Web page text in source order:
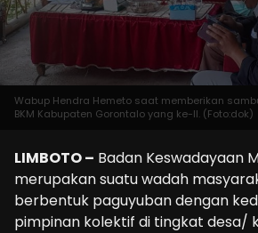
Wabup Hendra Hemeto saat memberikan
BKM Kabupaten Gorontalo yang ke-II. (Foto:dok)
LIMBOTO – Badan Keswadayaan
merupakan suatu wadah
berbentuk paguyuban dengan
pimpinan kolektif di tingkat desa/